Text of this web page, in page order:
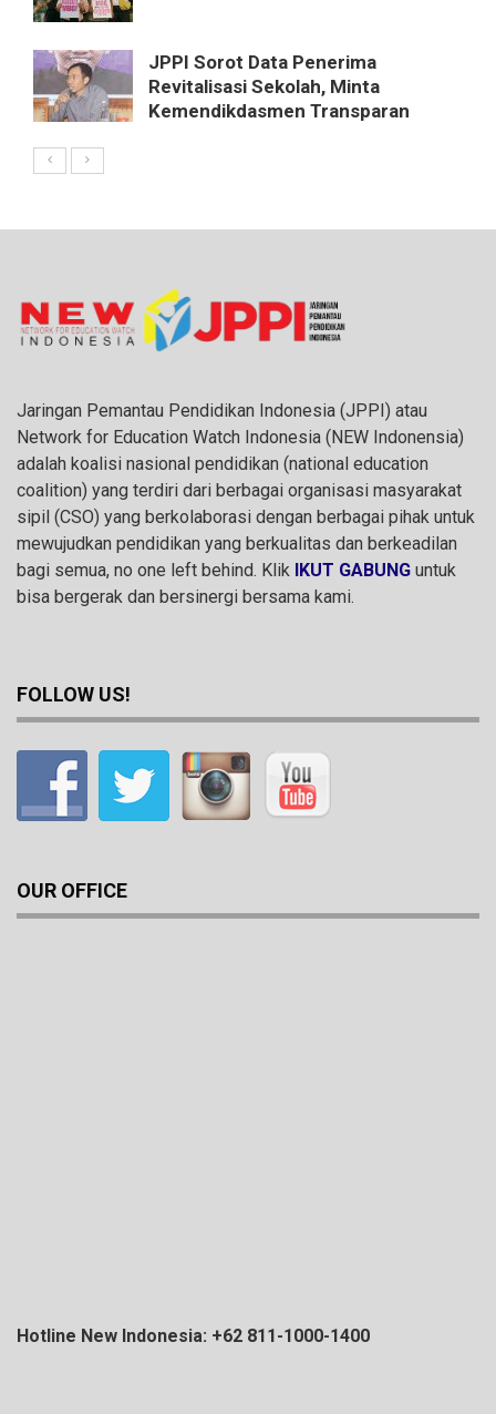
JPPI Sorot Data Penerima
Revitalisasi Sekolah, Minta
Kemendikdasmen Transparan
Jaringan Pemantau Pendidikan Indonesia (JPPI) atau
Network for Education Watch Indonesia (NEW Indonensia)
adalah koalisi nasional pendidikan (national education
coalition) yang terdiri dari berbagai organisasi masyarakat
sipil (CSO) yang berkolaborasi dengan berbagai pihak untuk
mewujudkan pendidikan yang berkualitas dan berkeadilan
bagi semua, no one left behind. Klik IKUT GABUNG untuk
bisa bergerak dan bersinergi bersama kami.
FOLLOW US!
OUR OFFICE
Hotline New Indonesia: +62 811-1000-1400